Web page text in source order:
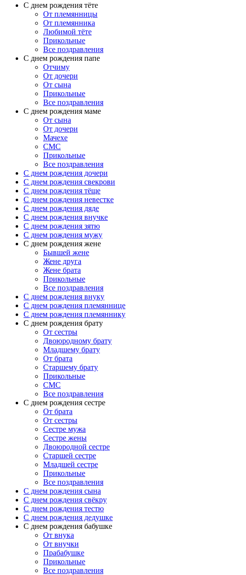
С днем рождения тёте
От племянницы
От племянника
Любимой тёте
Прикольные
Все поздравления
C днем рождения папе
Отчиму
От дочери
От сына
Прикольные
Все поздравления
С днем рождения маме
От сына
От дочери
Мачехе
СМС
Прикольные
Все поздравления
C днем рождения дочери
C днем рождения свекрови
C днем рождения тёще
C днем рождения невестке
C днем рождения дяде
C днем рождения внучке
C днем рождения зятю
C днем рождения мужу
С днем рождения жене
Бывшей жене
Жене друга
Жене брата
Прикольные
Все поздравления
C днем рождения внуку
C днем рождения племяннице
C днем рождения племяннику
C днем рождения брату
От сестры
Двоюродному брату
Младшему брату
От брата
Старшему брату
Прикольные
СМС
Все поздравления
С днем рождения сестре
От брата
От сестры
Сестре мужа
Сестре жены
Двоюродной сестре
Старшей сестре
Младшей сестре
Прикольные
Все поздравления
C днем рождения сына
C днем рождения свёкру
C днем рождения тестю
С днем рождения дедушке
С днем рождения бабушке
От внука
От внучки
Прабабушке
Прикольные
Все поздравления